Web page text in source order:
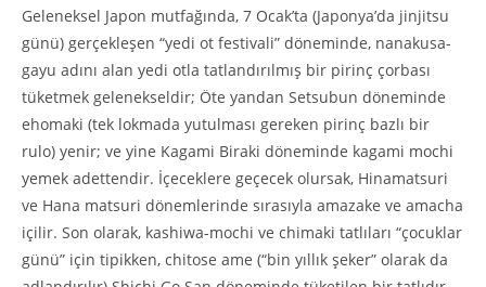
Geleneksel Japon mutfağında, 7 Ocak’ta (Japonya’da jinjitsu
günü) gerçekleşen “yedi ot festivali” döneminde, nanakusa-
gayu adını alan yedi otla tatlandırılmış bir pirinç çorbası
tüketmek gelenekseldir; Öte yandan Setsubun döneminde
ehomaki (tek lokmada yutulması gereken pirinç bazlı bir
rulo) yenir; ve yine Kagami Biraki döneminde kagami mochi
yemek adettendir. İçeceklere geçecek olursak, Hinamatsuri
ve Hana matsuri dönemlerinde sırasıyla amazake ve amacha
içilir. Son olarak, kashiwa-mochi ve chimaki tatlıları “çocuklar
günü” için tipikken, chitose ame (“bin yıllık şeker” olarak da